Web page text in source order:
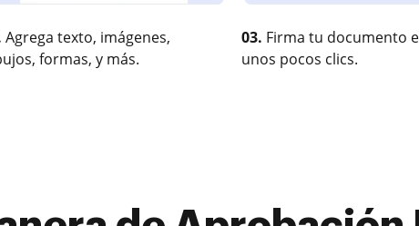
Agrega texto, imágenes,
formas, y más.
03. Firma tu documento
unos pocos clics.